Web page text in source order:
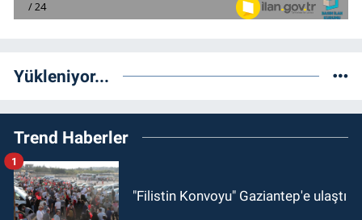
Yükleniyor...
Trend Haberler
"Filistin Konvoyu" Gaziantep'e ulaştı
1